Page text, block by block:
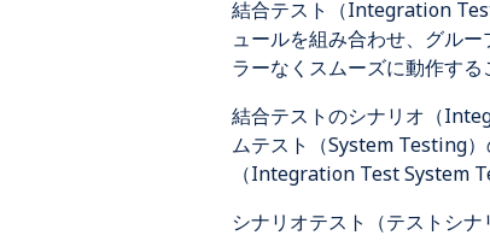
結合テスト（Integration
ュールを組み合わせ、グル
ラーなくスムーズに動作する
結合テストのシナリオ（
ムテスト（System Testing
（Integration Test System
シナリオテスト（テストシ